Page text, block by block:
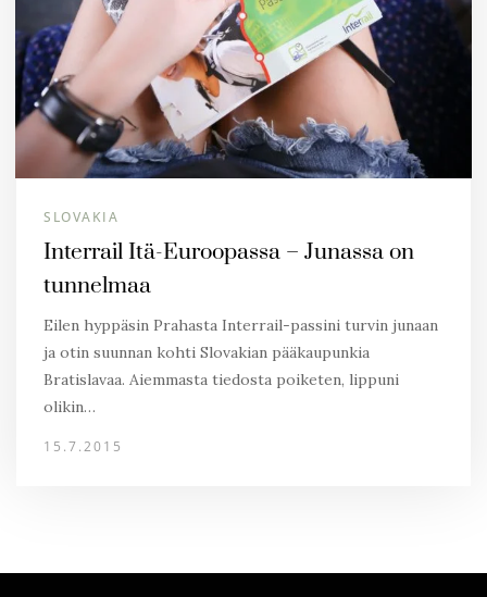
SLOVAKIA
Interrail Itä-Euroopassa – Junassa on
tunnelmaa
Eilen hyppäsin Prahasta Interrail-passini turvin junaan
ja otin suunnan kohti Slovakian pääkaupunkia
Bratislavaa. Aiemmasta tiedosta poiketen, lippuni
olikin…
15.7.2015